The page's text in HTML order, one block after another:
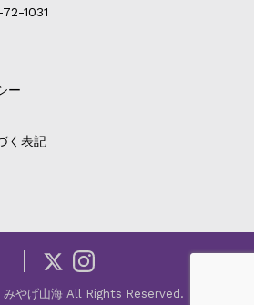
1031
ー
く表記
みやげ山海 All Rights Reserved.